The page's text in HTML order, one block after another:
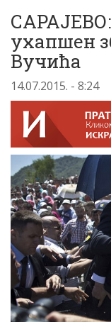
ухапшен
Вучића
14.07.2015. - 8:24